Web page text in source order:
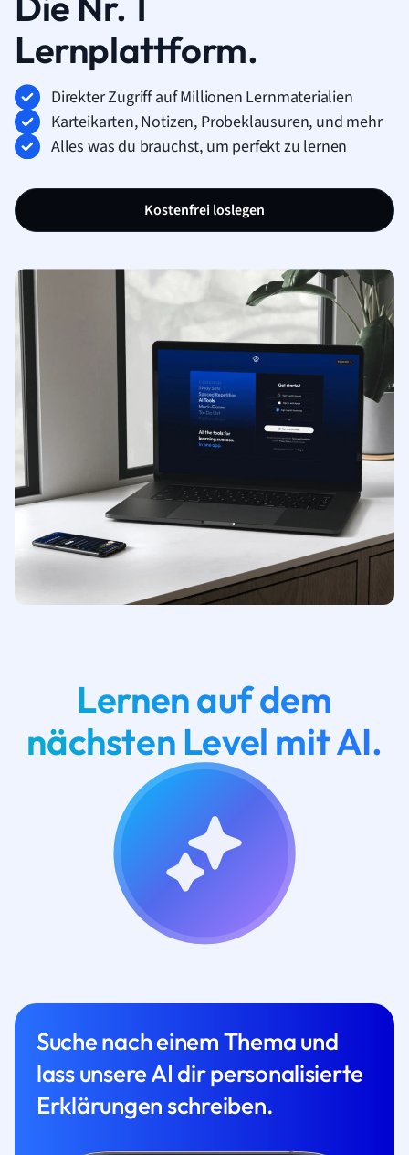
Lernplattform.
Direkter Zugriff auf Millionen Lernmaterialien
Karteikarten, Notizen, Probeklausuren, und mehr
Alles was du brauchst, um perfekt zu lernen
Kostenfrei loslegen
Lernen auf dem
nächsten Level mit AI.
Suche nach einem Thema und
lass unsere AI dir personalisierte
Erklärungen schreiben.